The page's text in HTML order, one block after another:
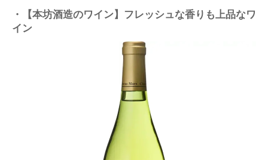
・【本坊酒造のワイン】フレッシュな香りも上品なワ
イン